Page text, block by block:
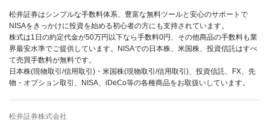
松井証券はシンプルな手数料体系、豊富な無料ツールと安心のサポートで
NISAをきっかけに投資を始める初心者の方にも支持されています。
株式は1日の約定代金が50万円以下なら手数料0円、その他商品の手数料も業
界最安水準でご提供しています。NISAでの日本株、米国株、投資信託はすべ
て売買手数料が無料です。
日本株(現物取引/信用取引)・米国株(現物取引/信用取引)、投資信託、FX、先
物・オプション取引、NISA、iDeCo等の各種商品をお取扱いしています。
松井証券株式会社